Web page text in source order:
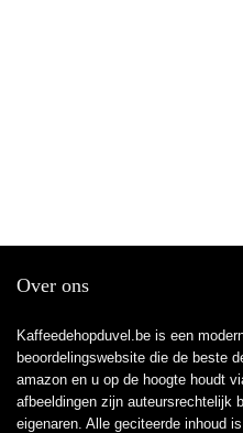
Over ons
Kaffeedehopduvel.be is een
beoordelingswebsite die de beste
amazon en u op de hoogte houdt
afbeeldingen zijn auteursrechtelijk
eigenaren. Alle geciteerde inhoud